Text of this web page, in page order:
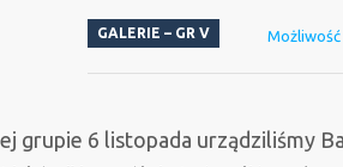
GALERIE – GR V
grupie 6 listopada urządziliśmy